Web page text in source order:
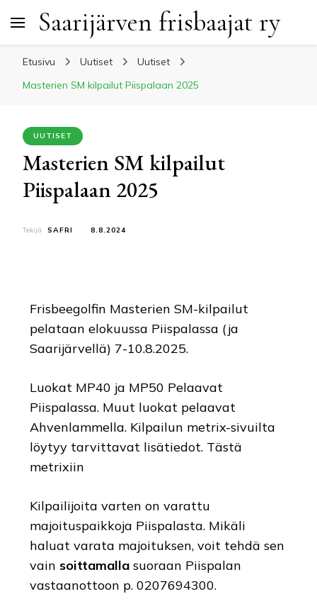
Saarijärven frisbaajat ry
Etusivu Uutiset
Uutiset
Masterien SM kilpailut Piispalaan 2025
UUTISET
Masterien SM kilpailut
Piispalaan 2025
Tekijä SAFRI 8.8.2024
Frisbeegolfin Masterien SM-kilpailut
pelataan elokuussa Piispalassa (ja
Saarijärvellä) 7-10.8.2025.
Luokat MP40 ja MP50 Pelaavat
Piispalassa. Muut luokat pelaavat
Ahvenlammella. Kilpailun metrix-sivuilta
löytyy tarvittavat lisätiedot. Tästä
metrixiin
Kilpailijoita varten on varattu
majoituspaikkoja Piispalasta. Mikäli
haluat varata majoituksen, voit tehdä sen
vain soittamalla suoraan Piispalan
vastaanottoon p. 0207694300.